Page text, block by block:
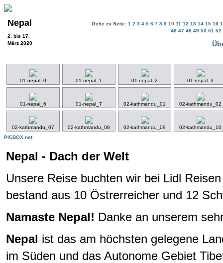
Nepal
2. bis 17.
März 2020
Gehe zu Seite: 1 2 3 4 5 6 7 8 9 10 11 12 13 14 15 16
46 47 48 49 50 51 52
01-nepal_0 01-nepal_1 01-nepal_2 01-nepal_3
01-nepal_6 01-nepal_7 02-kathmandu_01 02-kathmandu_02
02-kathmandu_07 02-kathmandu_08 02-kathmandu_09
02-kathmandu_10
PICBOX.net
Nepal - Dach der Welt
Unsere Reise buchten wir bei Lidl
bestand aus 10 Östrerreicher und 12
Namaste Nepal! Danke an unserem
Nepal ist das am höchsten gelegene
im Süden und das Autonome Gebiet